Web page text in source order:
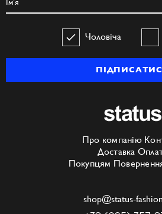
Чоловіча
Про компанію
Доставка
Покупцям
shop@status-